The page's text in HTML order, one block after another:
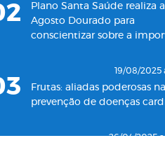
Santa Saúde Consultas
nova unidade de coleta
Plano Santa Saúde realiza
Agosto Dourado para
conscientizar sobre a
19/08/2025
Frutas: aliadas poderosas na
prevenção de doenças
26/04/2025